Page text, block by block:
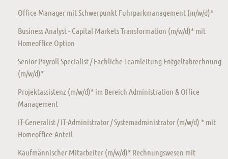
Office Manager mit Schwerpunkt Fuhrparkmanagement (m/w/d)*
Business Analyst - Capital Markets Transformation (m/w/d)* mit
Homeoffice Option
Senior Payroll Specialist / Fachliche Teamleitung Entgeltabrechnung
(m/w/d)*
Projektassistenz (m/w/d)* im Bereich Administration & Office
Management
IT-Generalist / IT-Administrator / Systemadministrator (m/w/d) * mit
Homeoffice-Anteil
Kaufmännischer Mitarbeiter (m/w/d)* Rechnungswesen mit